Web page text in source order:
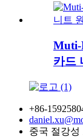
Muti-
카드
+86-
중국 절강성